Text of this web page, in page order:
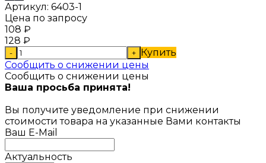
Артикул: 6403-1
Цена по запросу
108 ₽
128 ₽
- + Купить
Сообщить о снижении цены
Сообщить о снижении цены
Ваша просьба принята!
Вы получите уведомление при снижении
стоимости товара на указанные Вами контакты
Ваш E-Mail
Актуальность